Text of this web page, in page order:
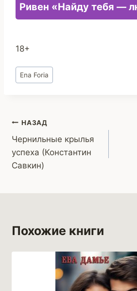
Ривен «Найду тебя —
18+
Метки
записи:
Ena Foria
Навигация
по
записям
НАЗАД
Чернильные крылья
успеха (Константин
Савкин)
Похожие книги